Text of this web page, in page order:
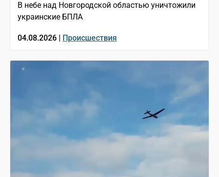
В небе над Новгородской областью уничтожили
украинские БПЛА
04.08.2026 | Происшествия